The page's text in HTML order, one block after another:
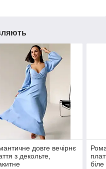
довге вечірнє
з декольте,
біле